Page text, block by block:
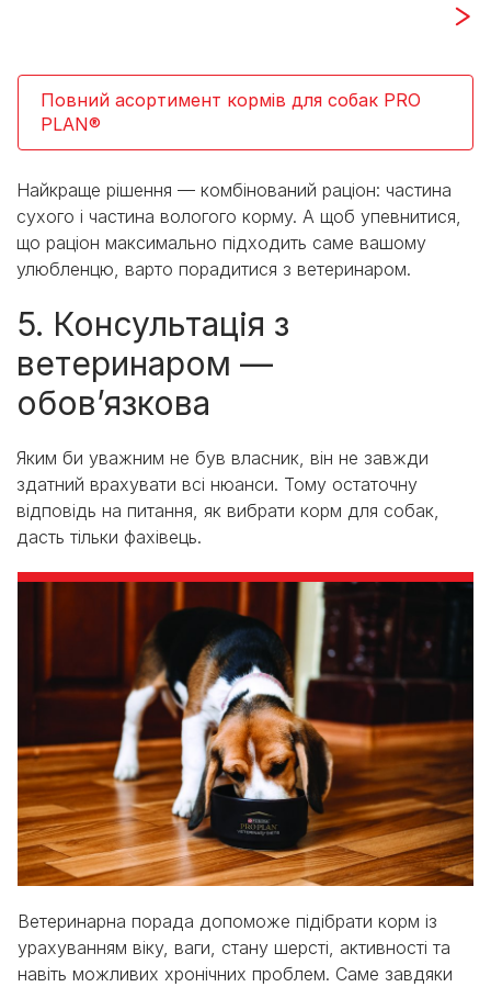
Повний асортимент кормів для собак PRO
PLAN®
Найкраще рішення — комбінований раціон: частина
сухого і частина вологого корму. А щоб упевнитися,
що раціон максимально підходить саме вашому
улюбленцю, варто порадитися з ветеринаром.
5. Консультація з
ветеринаром —
обов’язкова
Яким би уважним не був власник, він не завжди
здатний врахувати всі нюанси. Тому остаточну
відповідь на питання, як вибрати корм для собак,
дасть тільки фахівець.
Ветеринарна порада допоможе підібрати корм із
урахуванням віку, ваги, стану шерсті, активності та
навіть можливих хронічних проблем. Саме завдяки